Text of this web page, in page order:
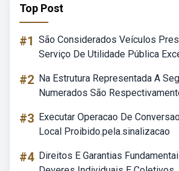
Top Post
#1 São Considerados Veículos
Serviço De Utilidade Pública
#2 Na Estrutura Representada A
Numerados São
#3 Executar Operacao De
Local Proibido.pela.sinalizacao
#4 Direitos E Garantias